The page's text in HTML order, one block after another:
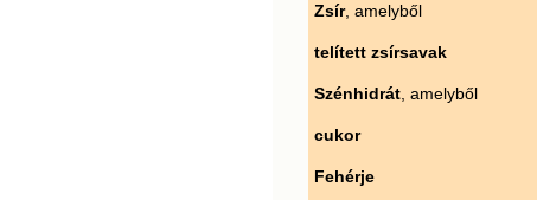
Zsír, amelyből
telített zsírsavak
Szénhidrát, amelyből
cukor
Fehérje